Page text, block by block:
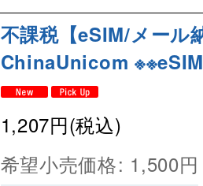
不課税【eSIM/メール
ChinaUnicom
1,207円(税込)
希望小売価格: 1,500円